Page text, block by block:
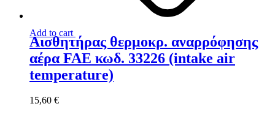
Add to cart
Αισθητήρας θερμoκρ. αναρρόφησης
αέρα FAE κωδ. 33226 (intake air
temperature)
15,60 €